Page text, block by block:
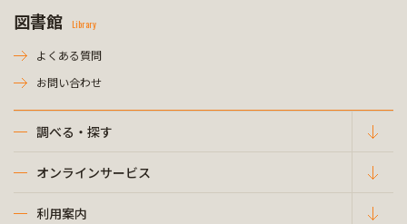
図書館 Library
よくある質問
お問い合わせ
調べる・探す
オンラインサービス
利用案内